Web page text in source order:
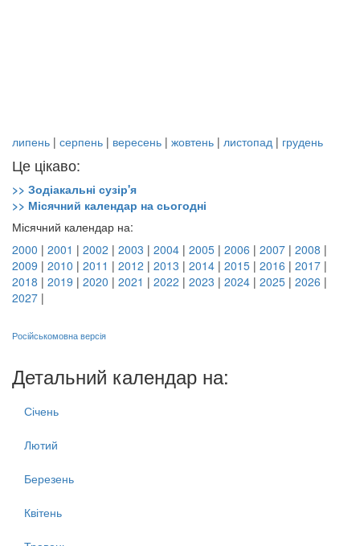
липень | серпень | вересень | жовтень | листопад | грудень
Це цікаво:
>> Зодіакальні сузір'я
>> Місячний календар на сьогодні
Місячний календар на:
2000 | 2001 | 2002 | 2003 | 2004 | 2005 | 2006 | 2007 | 2008 |
2009 | 2010 | 2011 | 2012 | 2013 | 2014 | 2015 | 2016 | 2017 |
2018 | 2019 | 2020 | 2021 | 2022 | 2023 | 2024 | 2025 | 2026 |
2027 |
Російськомовна версія
Детальний календар на:
Січень
Лютий
Березень
Квітень